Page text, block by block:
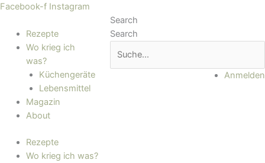
Zum
springen
Facebook-f Instagram
Search
Search
Anmelden
Rezepte
Wo krieg ich
was?
Küchengeräte
Lebensmittel
Magazin
About
Rezepte
Wo krieg ich was?